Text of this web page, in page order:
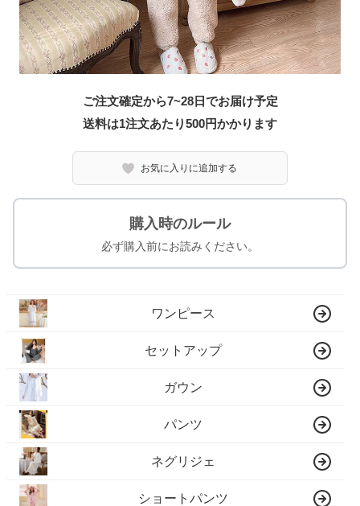
ご注文確定から7~28日でお届け予定
送料は1注文あたり500円かかります
お気に入りに追加する
購入時のルール
必ず購入前にお読みください。
ワンピース
セットアップ
ガウン
パンツ
ネグリジェ
ショートパンツ